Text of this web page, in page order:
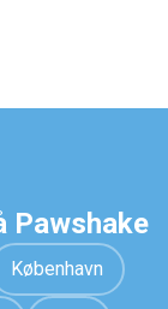
Pawshake
København